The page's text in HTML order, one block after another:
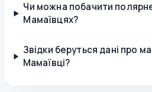
Чи можна побачити
Мамаївцях?
Звідки беруться дані про
Мамаївці?